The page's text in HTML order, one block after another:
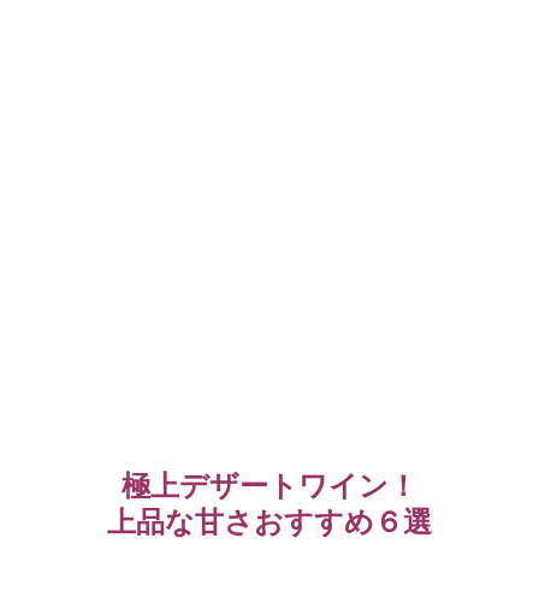
極上デザートワイン！
上品な甘さおすすめ６選